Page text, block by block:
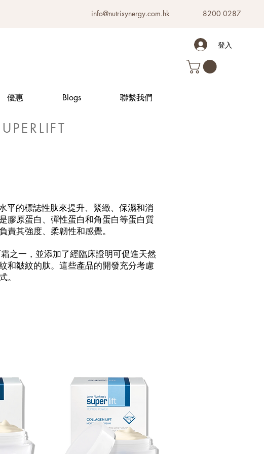
info@nutrisynergy.com.hk 8200 0287
登入
優惠 Blogs 聯繫我們
平的標誌性肽來提升、緊緻、保濕和消
膠原蛋白、彈性蛋白和角蛋白等蛋白質
責其強度、柔韌性和感覺。
之一，並添加了經臨床證明可促進天然
和皺紋的肽。這些產品的開發充分考慮
。